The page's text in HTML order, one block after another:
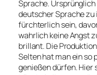
Sprache.
deutscher Sprache
fürchterlich sein,
wahrlich keine Angst
brillant. Die
Selten hat man ein so
genießen dürfen. Hier